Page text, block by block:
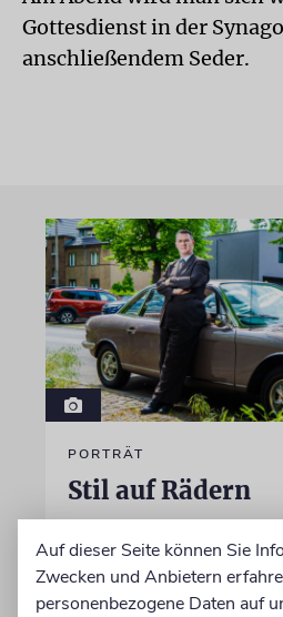
Gottesdienst in der
anschließendem Seder.
PORTRÄT
Stil auf Rädern
Oldtimer – und fährt sie,
Garage zu bewundern. Ein
Auf dieser Seite können Sie
Zwecken und Anbietern
personenbezogene Daten auf